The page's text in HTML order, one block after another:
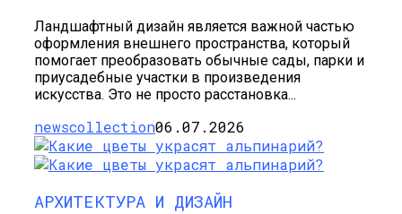
Ландшафтный дизайн является важной частью
оформления внешнего пространства, который
помогает преобразовать обычные сады, парки и
приусадебные участки в произведения
искусства. Это не просто расстановка...
newscollection06.07.2026
АРХИТЕКТУРА И ДИЗАЙН